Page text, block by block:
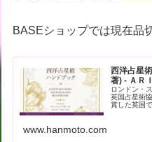
BASEショップでは現在品
西洋占星
著) - ＡＲ
ロンドン・
英国占星術
賞した英国
www.hanmoto.com